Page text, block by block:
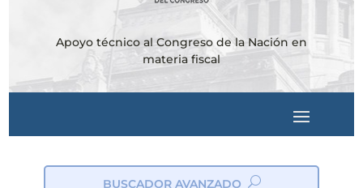
Apoyo técnico al Congreso de la Nación en
materia fiscal
BUSCADOR AVANZADO